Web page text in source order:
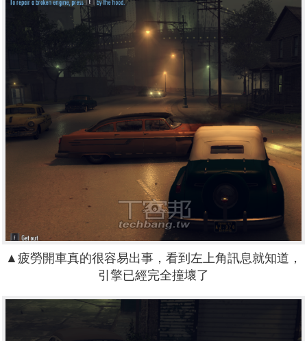
▲疲勞開車真的很容易出事，看到左上角訊息就知道，
引擎已經完全撞壞了